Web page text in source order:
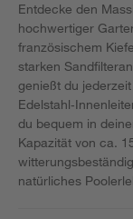
Entdecke den
hochwertiger
französischem
starken
genießt du
du bequem in
Kapazität von ca.
natürliches